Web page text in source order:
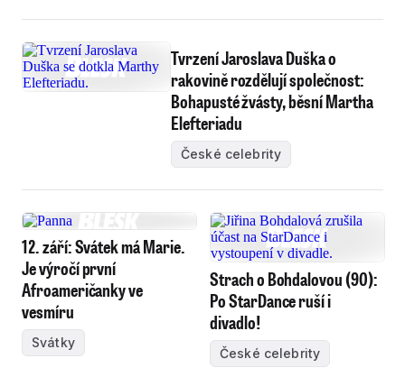
Tvrzení Jaroslava Duška o
rakovině rozdělují společnost:
Bohapusté žvásty, běsní Martha
Elefteriadu
České celebrity
12. září: Svátek má Marie.
Je výročí první
Afroameričanky ve
vesmíru
Svátky
Strach o Bohdalovou (90):
Po StarDance ruší i
divadlo!
České celebrity